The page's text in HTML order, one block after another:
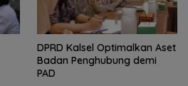
‎DPRD Kalsel Optimalkan Aset
Badan Penghubung demi
PAD